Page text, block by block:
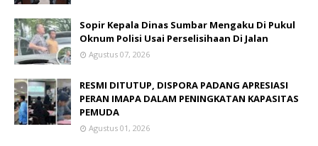
Sopir Kepala Dinas Sumbar Mengaku Di Pukul
Oknum Polisi Usai Perselisihaan Di Jalan
Agustus 07, 2026
RESMI DITUTUP, DISPORA PADANG APRESIASI
PERAN IMAPA DALAM PENINGKATAN KAPASITAS
PEMUDA
Agustus 01, 2026